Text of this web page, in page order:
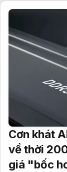
Cơn khát
về thời
giá "bốc